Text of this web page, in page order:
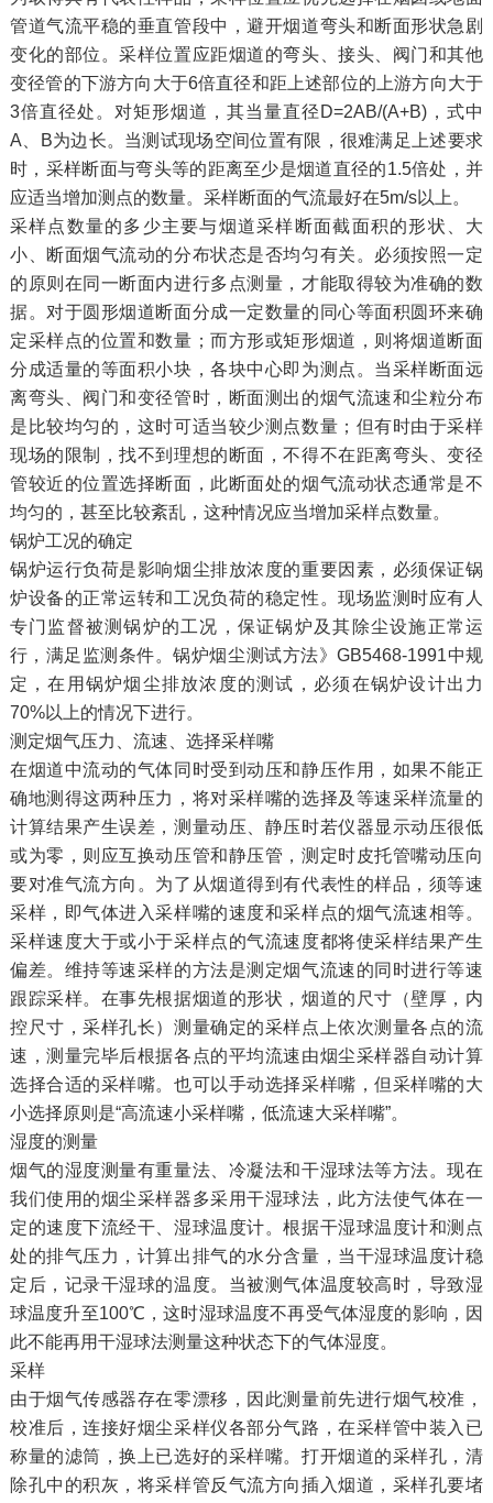
管道气流平稳的垂直管段中，避开烟道弯头和断面形状急剧
变化的部位。采样位置应距烟道的弯头、接头、阀门和其他
变径管的下游方向大于6倍直径和距上述部位的上游方向大于
3倍直径处。对矩形烟道，其当量直径D=2AB/(A+B)，式中
A、B为边长。当测试现场空间位置有限，很难满足上述要求
时，采样断面与弯头等的距离至少是烟道直径的1.5倍处，并
应适当增加测点的数量。采样断面的气流最好在5m/s以上。
采样点数量的多少主要与烟道采样断面截面积的形状、大
小、断面烟气流动的分布状态是否均匀有关。必须按照一定
的原则在同一断面内进行多点测量，才能取得较为准确的数
据。对于圆形烟道断面分成一定数量的同心等面积圆环来确
定采样点的位置和数量；而方形或矩形烟道，则将烟道断面
分成适量的等面积小块，各块中心即为测点。当采样断面远
离弯头、阀门和变径管时，断面测出的烟气流速和尘粒分布
是比较均匀的，这时可适当较少测点数量；但有时由于采样
现场的限制，找不到理想的断面，不得不在距离弯头、变径
管较近的位置选择断面，此断面处的烟气流动状态通常是不
均匀的，甚至比较紊乱，这种情况应当增加采样点数量。
锅炉工况的确定
锅炉运行负荷是影响烟尘排放浓度的重要因素，必须保证锅
炉设备的正常运转和工况负荷的稳定性。现场监测时应有人
专门监督被测锅炉的工况，保证锅炉及其除尘设施正常运
行，满足监测条件。锅炉烟尘测试方法》GB5468-1991中规
定，在用锅炉烟尘排放浓度的测试，必须在锅炉设计出力
70%以上的情况下进行。
测定烟气压力、流速、选择采样嘴
在烟道中流动的气体同时受到动压和静压作用，如果不能正
确地测得这两种压力，将对采样嘴的选择及等速采样流量的
计算结果产生误差，测量动压、静压时若仪器显示动压很低
或为零，则应互换动压管和静压管，测定时皮托管嘴动压向
要对准气流方向。为了从烟道得到有代表性的样品，须等速
采样，即气体进入采样嘴的速度和采样点的烟气流速相等。
采样速度大于或小于采样点的气流速度都将使采样结果产生
偏差。维持等速采样的方法是测定烟气流速的同时进行等速
跟踪采样。在事先根据烟道的形状，烟道的尺寸（壁厚，内
控尺寸，采样孔长）测量确定的采样点上依次测量各点的流
速，测量完毕后根据各点的平均流速由烟尘采样器自动计算
选择合适的采样嘴。也可以手动选择采样嘴，但采样嘴的大
小选择原则是“高流速小采样嘴，低流速大采样嘴”。
湿度的测量
烟气的湿度测量有重量法、冷凝法和干湿球法等方法。现在
我们使用的烟尘采样器多采用干湿球法，此方法使气体在一
定的速度下流经干、湿球温度计。根据干湿球温度计和测点
处的排气压力，计算出排气的水分含量，当干湿球温度计稳
定后，记录干湿球的温度。当被测气体温度较高时，导致湿
球温度升至100℃，这时湿球温度不再受气体湿度的影响，因
此不能再用干湿球法测量这种状态下的气体湿度。
采样
由于烟气传感器存在零漂移，因此测量前先进行烟气校准，
校准后，连接好烟尘采样仪各部分气路，在采样管中装入已
称量的滤筒，换上已选好的采样嘴。打开烟道的采样孔，清
除孔中的积灰，将采样管反气流方向插入烟道，采样孔要堵